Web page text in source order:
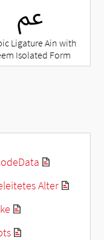
ﰪ
Ligature Ain with
Isolated Form
Alter